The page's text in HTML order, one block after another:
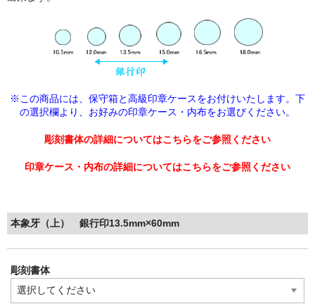
※この商品には、保守箱と高級印章ケースをお付けいたします。下
の選択欄より、 お好みの印章ケース・内布をお選びください。
彫刻書体の詳細についてはこちらをご参照ください
印章ケース・内布の詳細についてはこちらをご参照ください
本象牙（上） 銀行印13.5mm×60mm
彫刻書体